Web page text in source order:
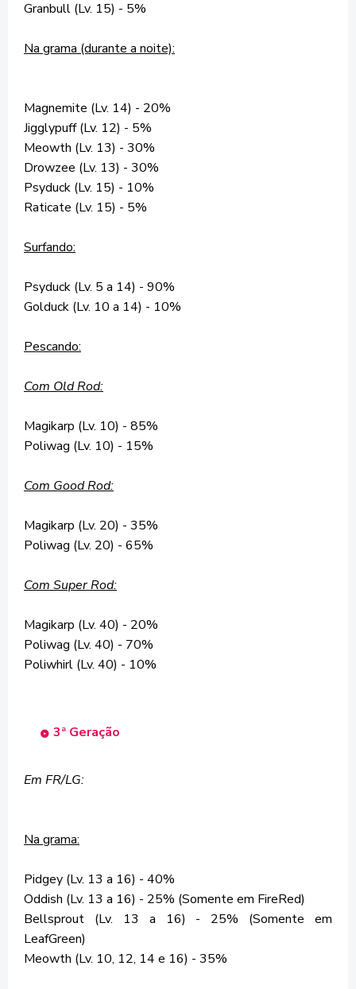
Granbull (Lv. 15) - 5%
Na grama (durante a noite):
Magnemite (Lv. 14) - 20%
Jigglypuff (Lv. 12) - 5%
Meowth (Lv. 13) - 30%
Drowzee (Lv. 13) - 30%
Psyduck (Lv. 15) - 10%
Raticate (Lv. 15) - 5%
Surfando:
Psyduck (Lv. 5 a 14) - 90%
Golduck (Lv. 10 a 14) - 10%
Pescando:
Com Old Rod:
Magikarp (Lv. 10) - 85%
Poliwag (Lv. 10) - 15%
Com Good Rod:
Magikarp (Lv. 20) - 35%
Poliwag (Lv. 20) - 65%
Com Super Rod:
Magikarp (Lv. 40) - 20%
Poliwag (Lv. 40) - 70%
Poliwhirl (Lv. 40) - 10%
3ª Geração
Em FR/LG:
Na grama:
Pidgey (Lv. 13 a 16) - 40%
Oddish (Lv. 13 a 16) - 25% (Somente em FireRed)
Bellsprout (Lv. 13 a 16) - 25% (Somente em
LeafGreen)
Meowth (Lv. 10, 12, 14 e 16) - 35%